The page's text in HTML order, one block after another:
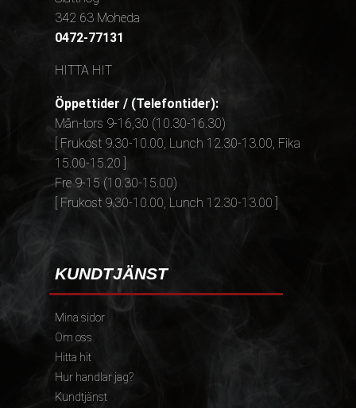
342 63 Moheda
0472-77131
HITTA HIT
Öppettider / (Telefontider):
Mån-tors 9-16,30 (10.30-16.30)
[ Frukost 9.30-10.00, Lunch 12.30-13.00, Fika
15.00-15.20 ]
Fre 9-15 (10.30-15.00)
[ Frukost 9.30-10.00, Lunch 12.30-13.00 ]
KUNDTJÄNST
Mina sidor
Om oss
Hitta hit
Hur handlar jag?
Kundtjänst